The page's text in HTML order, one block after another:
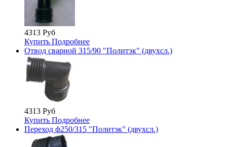
4313 Руб
Купить Подробнее
Отвод сварной 315/90 "Политэк" (двухсл.)
4313 Руб
Купить Подробнее
Переход ф250/315 "Политэк" (двухсл.)